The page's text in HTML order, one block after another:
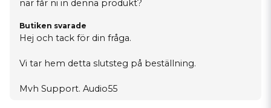
när får ni in denna produkt?
Butiken svarade
Hej och tack för din fråga.
Vi tar hem detta slutsteg på beställning.
Mvh Support. Audio55